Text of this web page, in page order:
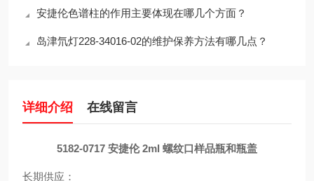
安捷伦色谱柱的作用主要体现在哪几个方面？
岛津氘灯228-34016-02的维护保养方法有哪几点？
详细介绍 在线留言
5182-0717 安捷伦 2ml 螺纹口样品瓶和瓶盖
长期供应：